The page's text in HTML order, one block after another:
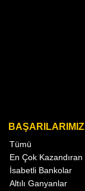
BAŞARILARIMIZ
Tümü
En Çok Kazandıran
İsabetli Bankolar
Altılı Ganyanlar